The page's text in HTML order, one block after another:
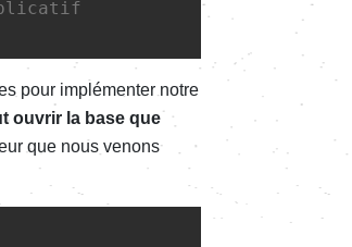
pour implémenter notre
ouvrir la base que
que nous venons